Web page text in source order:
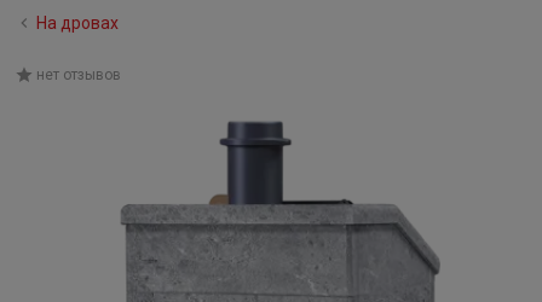
На дровах
нет отзывов